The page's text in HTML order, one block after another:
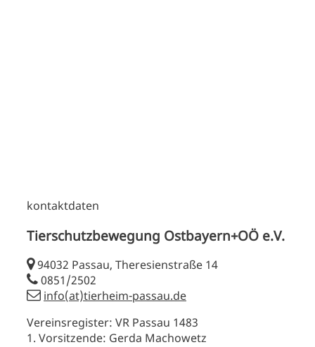
kontaktdaten
Tierschutzbewegung Ostbayern+OÖ e.V.
94032 Passau, Theresienstraße 14
0851/2502
info(at)tierheim-passau.de
Vereinsregister: VR Passau 1483
1. Vorsitzende: Gerda Machowetz